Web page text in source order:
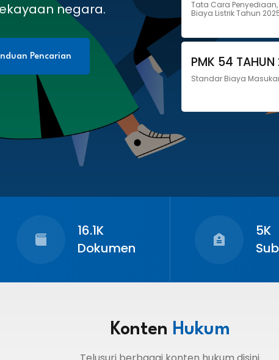
negara.
Pencarian
Tata Cara
Biaya Listrik Tahun
PMK 54
Standar Biaya
16.1K
Dokumen
5K
Konten Hukum